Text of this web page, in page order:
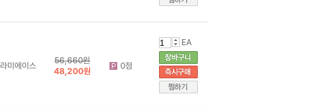
라미에이스
56,660원
48,200원
0점
EA